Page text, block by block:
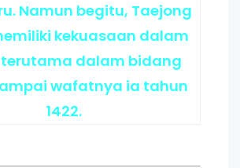
Namun begitu, Taejong
kekuasaan dalam
dalam bidang
wafatnya ia tahun
1422.